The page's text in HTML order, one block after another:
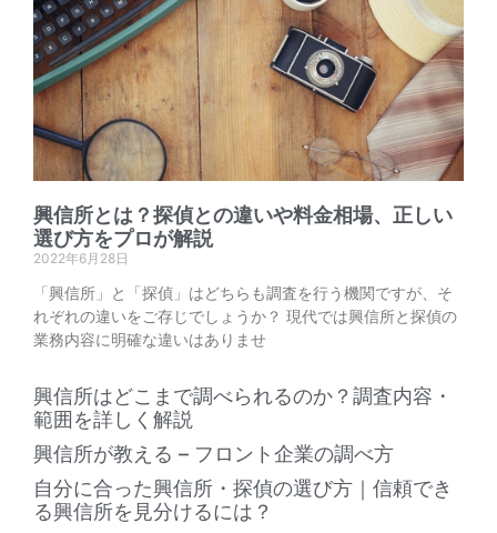
興信所とは？探偵との違いや料金相場、正しい
選び方をプロが解説
2022年6月28日
「興信所」と「探偵」はどちらも調査を行う機関ですが、そ
れぞれの違いをご存じでしょうか？ 現代では興信所と探偵の
業務内容に明確な違いはありませ
興信所はどこまで調べられるのか？調査内容・
範囲を詳しく解説
興信所が教える – フロント企業の調べ方
自分に合った興信所・探偵の選び方｜信頼でき
る興信所を見分けるには？